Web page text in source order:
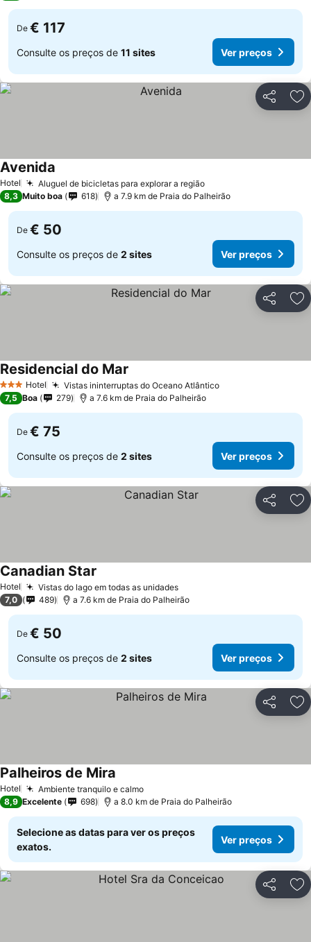
De € 117
Consulte os preços de 11 sites Ver preços
Partilhar
Hotel Aluguel de bicicletas para explorar a região
Avenida
8,3 Muito boa 618 a 7.9 km de Praia do Palheirão
De € 50
Consulte os preços de 2 sites Ver preços
Partilhar
3 EstrelasHotel Vistas ininterruptas do Oceano Atlântico
Residencial do Mar
7,5 Boa 279 a 7.6 km de Praia do Palheirão
De € 75
Consulte os preços de 2 sites Ver preços
Partilhar
Hotel Vistas do lago em todas as unidades
Canadian Star
7,0 489 a 7.6 km de Praia do Palheirão
De € 50
Consulte os preços de 2 sites Ver preços
Partilhar
Hotel Ambiente tranquilo e calmo
Palheiros de Mira
8,9 Excelente 698 a 8.0 km de Praia do Palheirão
Selecione as datas para ver os preços
exatos.
Ver preços
Partilhar